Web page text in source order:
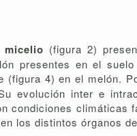
micelio (figura 2)
presentes en el
(figura 4) en el melón.
evolución inter e
condiciones
los distintos órganos